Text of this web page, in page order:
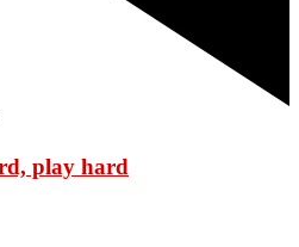
play hard